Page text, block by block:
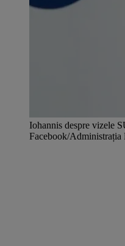
Iohannis despre vizele
Facebook/Administrația